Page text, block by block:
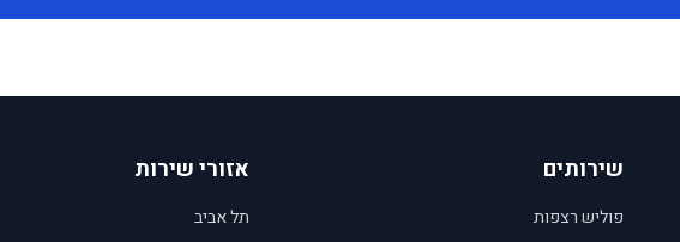
שירותים
פוליש רצפות
אזורי שירות
תל אביב